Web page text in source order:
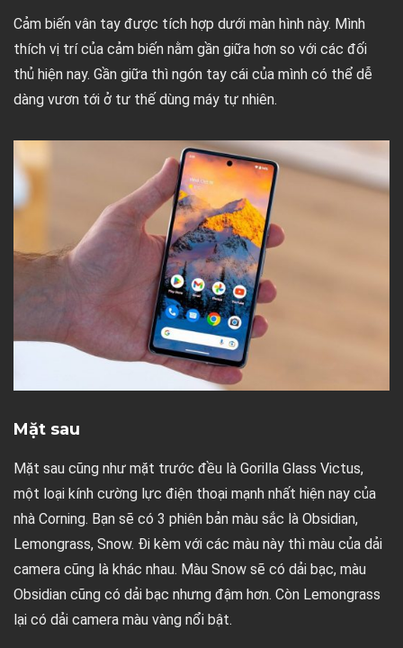
Cảm biến vân tay được tích hợp dưới màn hình này. Mình
thích vị trí của cảm biến nằm gần giữa hơn so với các đối
thủ hiện nay. Gần giữa thì ngón tay cái của mình có thể dễ
dàng vươn tới ở tư thế dùng máy tự nhiên.
Mặt sau
Mặt sau cũng như mặt trước đều là Gorilla Glass Victus,
một loại kính cường lực điện thoại mạnh nhất hiện nay của
nhà Corning. Bạn sẽ có 3 phiên bản màu sắc là Obsidian,
Lemongrass, Snow. Đi kèm với các màu này thì màu của dải
camera cũng là khác nhau. Màu Snow sẽ có dải bạc, màu
Obsidian cũng có dải bạc nhưng đậm hơn. Còn Lemongrass
lại có dải camera màu vàng nổi bật.